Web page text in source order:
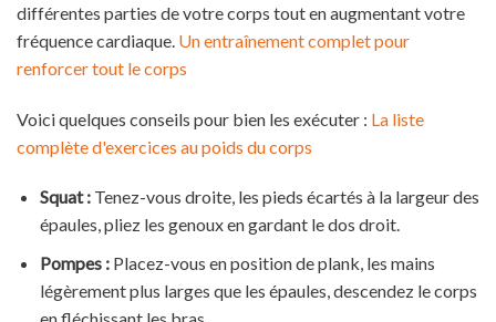
différentes parties de votre corps tout en augmentant votre
fréquence cardiaque. Un entraînement complet pour
renforcer tout le corps
Voici quelques conseils pour bien les exécuter : La liste
complète d'exercices au poids du corps
Squat :Tenez-vous droite, les pieds écartés à la largeur des
épaules, pliez les genoux en gardant le dos droit.
Pompes :Placez-vous en position de plank, les mains
légèrement plus larges que les épaules, descendez le corps